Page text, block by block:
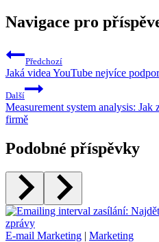
Navigace pro
Předchozí
Jaká videa YouTube nejvíce
Další
Measurement system analysis: Jak
firmě
Podobné příspěvky
E-mail Marketing | Marketing